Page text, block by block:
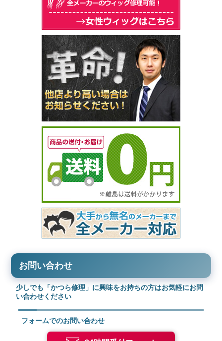
お問い合わせ
少しでも「かつら修理」に興味をお持ちの方はお気軽にお問
い合わせください
フォームでのお問い合わせ